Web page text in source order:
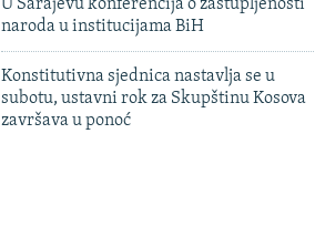
U Sarajevu konferencija o zastupljenosti
naroda u institucijama BiH
Konstitutivna sjednica nastavlja se u
subotu, ustavni rok za Skupštinu Kosova
završava u ponoć